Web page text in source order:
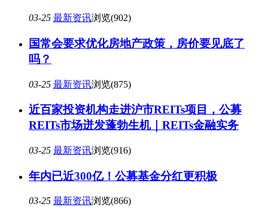
03-25 最新资讯浏览(902)
国常会要求优化房地产政策，房价要见底了
吗？
03-25 最新资讯浏览(875)
近百家投资机构走进沪市REITs项目，公募
REITs市场迸发蓬勃生机｜REITs金融实务
03-25 最新资讯浏览(916)
年内已近300亿！公募基金分红更积极
03-25 最新资讯浏览(866)